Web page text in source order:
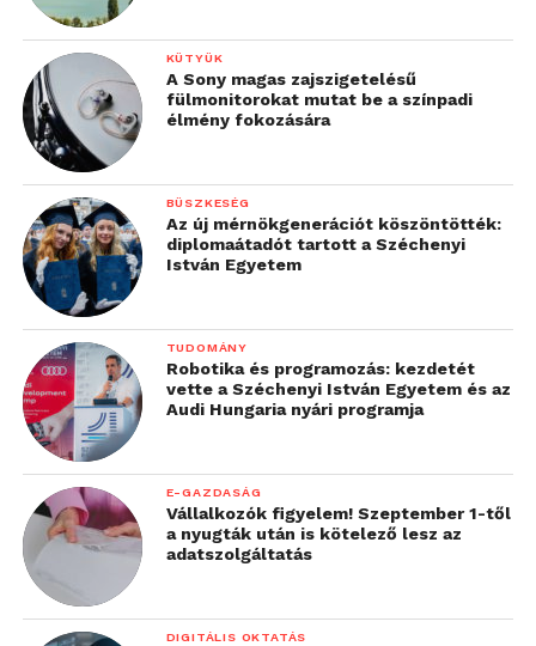
okostelefonok
megkönnyítik az
életünket, de nem
gondolkoznak és éreznek
helyettünk, azt továbbra
is önmagunknak kell”
– véli a szakember.
KÜTYÜK
A Sony magas zajszigetelésű
fülmonitorokat mutat be a színpadi
élmény fokozására
BÜSZKESÉG
Az új mérnökgenerációt köszöntötték:
diplomaátadót tartott a Széchenyi
István Egyetem
TUDOMÁNY
Robotika és programozás: kezdetét
vette a Széchenyi István Egyetem és az
Audi Hungaria nyári programja
E-GAZDASÁG
Vállalkozók figyelem! Szeptember 1-től
a nyugták után is kötelező lesz az
adatszolgáltatás
DIGITÁLIS OKTATÁS